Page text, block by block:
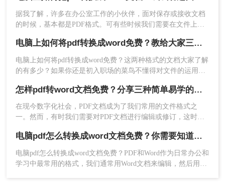
4、转换好了，点击下载文件，如果还需要转换，可
以继续添加哦。
方法三：使用Microsoft Office的转换功能
如果你已经安装了Microsoft Office套件（如Word、
Excel等），你可以利用其中的转换功能将PDF文件
转换为Word文档。虽然这种方法可能不如专业软件
或在线工具功能强大，但对于简单的PDF文件来
说，它已经足够应对。
使用Microsoft Office进行转换的步骤如下：
1、打开Microsoft Word软件。
2、在Word中，点击“文件”菜单，选择“打开”。
3、在弹出的文件选择窗口中，定位到需要转换的
PDF文件，并点击“打开”。
转换成Word的方法。
据我了解，许多在办公室工作的小伙伴，面对保存或接收文档
的时候，基本都是PDF格式。可有些时候我们需要在文件上修
电脑上如何将pdf转换成word免费？教给大家三种方法！
电脑上如何将pdf转换成word免费？这两种格式的文档大家了解
的有多少？如果你还是初入职场的菜鸟不懂得对文件的运用，
同时也需要格式转换，比如说将pdf转换成word，那么你知道什
么有效又快速的免费pdf转word方法吗？不知道的朋友可以往下
怎样pdf转word文档免费？分享三种简单易学的转换方法！
在现今数字化社会，PDF文档成为了我们常用的文件格式之
一。然而，有时我们需要对PDF文档进行编辑或修订，这时候
具，但它们大多需要付费才能使用。那么，怎样pdf转word文档
免费呢？在本文中，将向您详细介绍几种免费转换方法。
电脑pdf怎么转换成word文档免费？你需要知道这三个方法！
电脑pdf怎么转换成word文档免费？PDF和Word作为日常办公和
学习中最常用的格式，我们通常用Word文档来编辑，然后用